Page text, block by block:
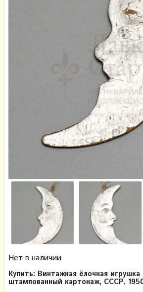
Нет в наличии
Купить: Винтажная ёлочная
штампованный картонаж, СССР,